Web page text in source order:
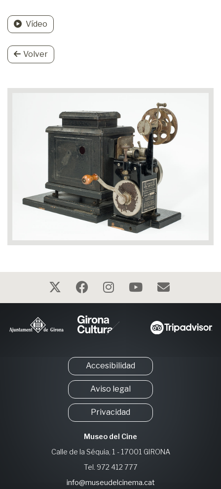
Vídeo
Volver
Accesibilidad
Aviso legal
Privacidad
Museo del Cine
Calle de la Séquia, 1 - 17001 GIRONA
Tel. 972 412 777
info@museudelcinema.cat